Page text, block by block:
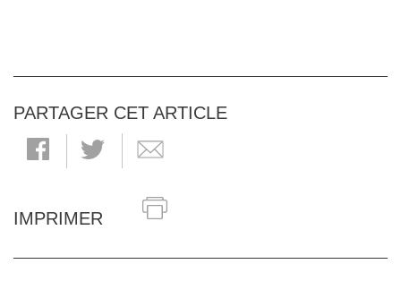
PARTAGER CET ARTICLE
IMPRIMER